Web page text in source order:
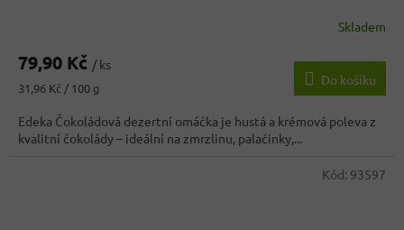
Skladem
79,90 Kč / ks
Měrná
31,96 Kč / 100 g
Do košíku
Edeka Čokoládová dezertní omáčka je hustá a krémová poleva z
kvalitní čokolády – ideální na zmrzlinu, palačinky,...
Kód: 93597